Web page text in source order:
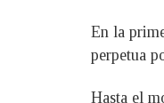
En la
perpetua
Hasta el